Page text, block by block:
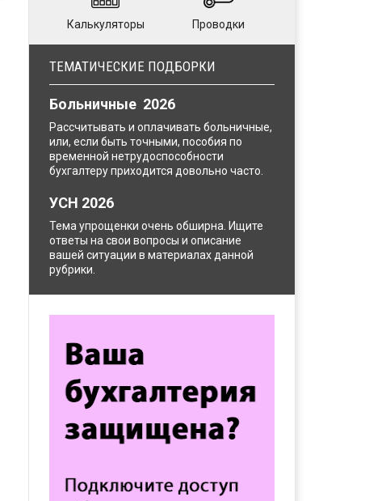
Калькуляторы Проводки
ТЕМАТИЧЕСКИЕ ПОДБОРКИ
Больничные 2026
Рассчитывать и оплачивать больничные,
или, если быть точными, пособия по
временной нетрудоспособности
бухгалтеру приходится довольно часто.
УСН 2026
Тема упрощенки очень обширна. Ищите
ответы на свои вопросы и описание
вашей ситуации в материалах данной
рубрики.